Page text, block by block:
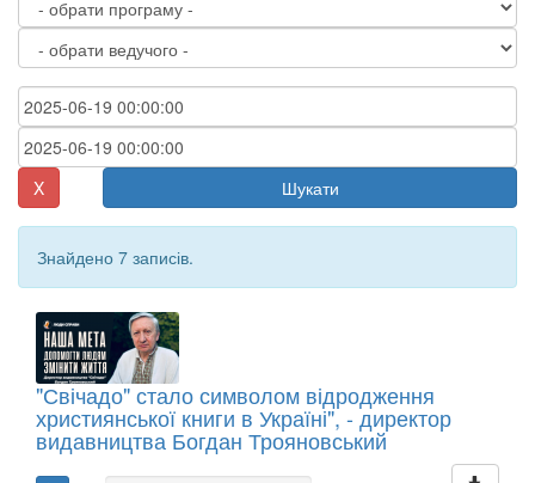
X Шукати
Знайдено 7 записів.
"Свічадо" стало символом відродження
християнської книги в Україні", - директор
видавництва Богдан Трояновський